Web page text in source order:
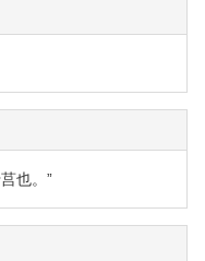
也。”